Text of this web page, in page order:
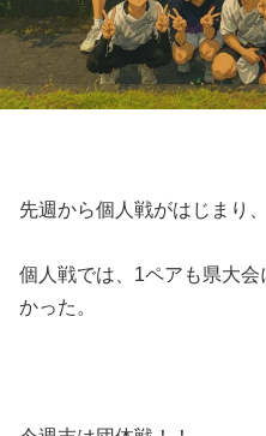
先週から個人戦がはじまり
個人戦では、1ペアも県大
かった。